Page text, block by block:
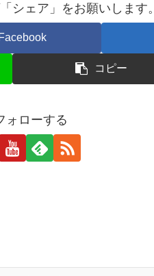
シェア」をお願いします。
Facebook
コピー
ォローする